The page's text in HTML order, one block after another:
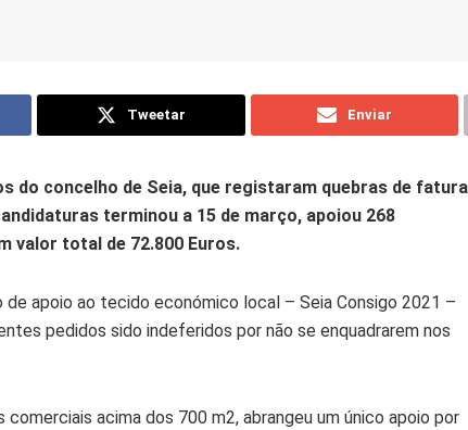
Tweetar Enviar
do concelho de Seia, que registaram quebras de
terminou a 15 de março, apoiou 268
valor total de 72.800 Euros.
apoio ao tecido económico local – Seia Consigo 2021 –
pedidos sido indeferidos por não se enquadrarem nos
acima dos 700 m2, abrangeu um único apoio por